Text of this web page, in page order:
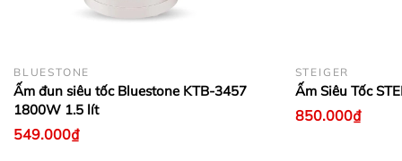
BLUESTONE
Ấm đun siêu tốc Bluestone KTB-3457
1800W 1.5 lít
549.000₫
STEIGER
Ấm Siêu Tốc
850.000₫